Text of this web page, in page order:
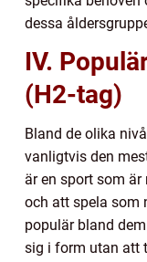
dessa
IV.
(H2-tag)
Bland de olika
vanligtvis den
är en sport som
och att spela som
populär bland
sig i form utan att